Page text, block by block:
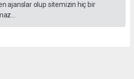
ajanslar olup sitemizin hiç bir